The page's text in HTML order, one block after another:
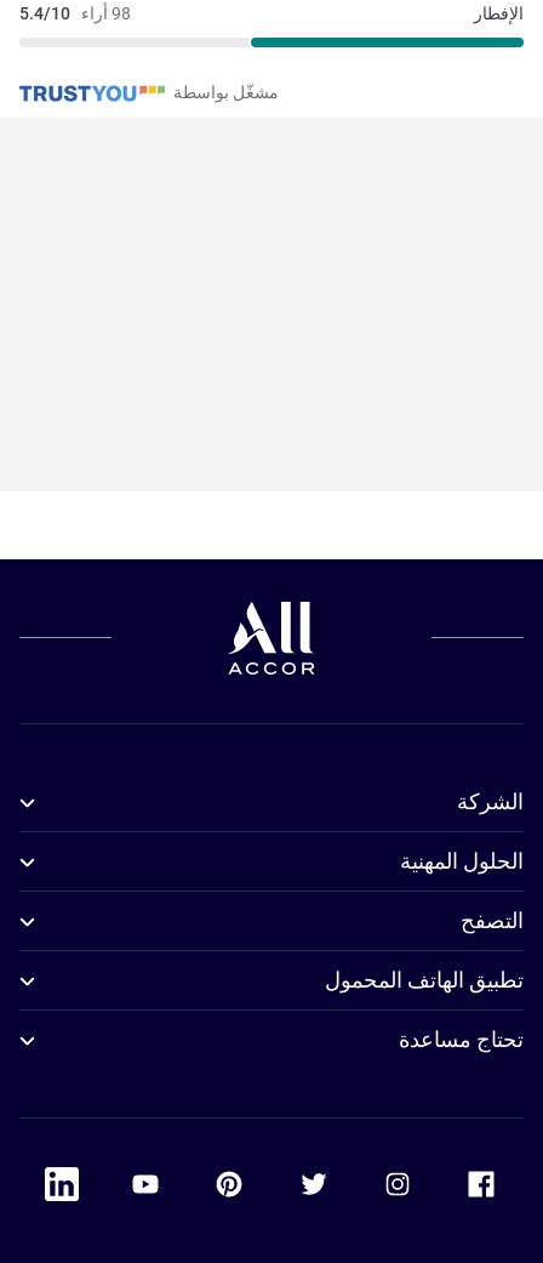
98 أراء 5.4/10 الإفطار
مشغّل بواسطة
الشركة
الحلول المهنية
التصفح
تطبيق الهاتف المحمول
تحتاج مساعدة
Accor Facebook
Accor Twitter
Accor Pinterest
Accor Youtube
Linkedin